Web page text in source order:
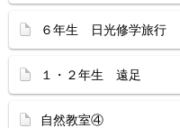
６年生 日光修学旅行
１・２年生 遠足
自然教室④